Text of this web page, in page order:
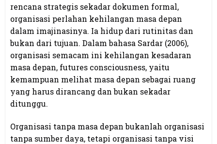
rencana strategis sekadar dokumen formal,
organisasi perlahan kehilangan masa depan
dalam imajinasinya. Ia hidup dari rutinitas dan
bukan dari tujuan. Dalam bahasa Sardar (2006),
organisasi semacam ini kehilangan kesadaran
masa depan, futures consciousness, yaitu
kemampuan melihat masa depan sebagai ruang
yang harus dirancang dan bukan sekadar
ditunggu.
Organisasi tanpa masa depan bukanlah organisasi
tanpa sumber daya, tetapi organisasi tanpa visi